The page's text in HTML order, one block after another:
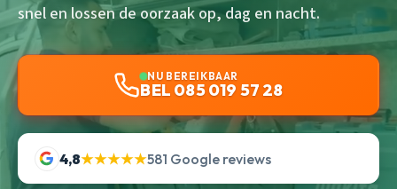
snel en lossen de oorzaak op, dag en nacht.
NU BEREIKBAAR
BEL 085 019 57 28
4,8★★★★★581 Google reviews